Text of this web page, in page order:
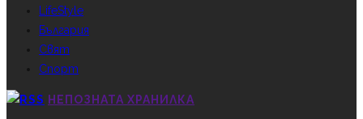
LifeStyle
България
Свят
Спорт
НЕПОЗНАТА ХРАНИЛКА